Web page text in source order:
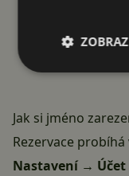
Jak si jméno
Rezervace
Nastavení →